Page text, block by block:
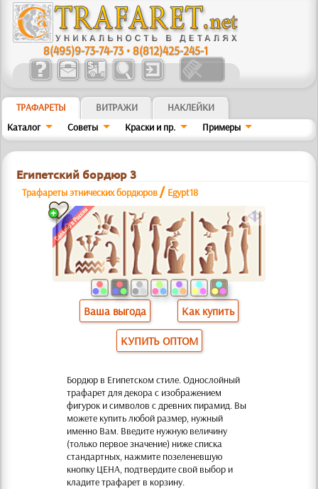
8(495)9-73-74-73 •8(812)425-245-1
ТРАФАРЕТЫ ВИТРАЖИ
НАКЛЕЙКИ
Каталог
Советы Краски и пр. Примеры
Египетский бордюр 3
Трафареты этнических бордюров / Egypt18
a
Ваша выгода Как купить
КУПИТЬ ОПТОМ
Бордюр в Египетском стиле. Однослойный
трафарет для декора с изображением
фигурок и символов с древних пирамид. Вы
можете купить любой размер, нужный
именно Вам. Введите нужную величину
(только первое значение) ниже списка
стандартных, нажмите позеленевшую
кнопку ЦЕНА, подтвердите свой выбор и
кладите трафарет в корзину.